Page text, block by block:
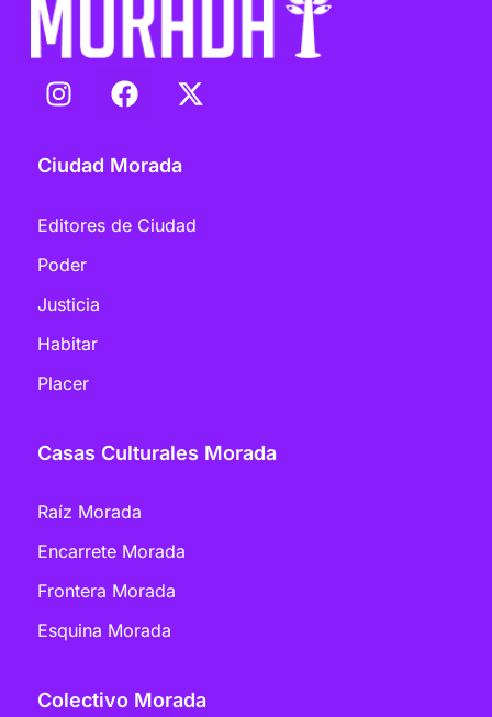
Ciudad Morada
Editores de Ciudad
Poder
Justicia
Habitar
Placer
Casas Culturales Morada
Raíz Morada
Encarrete Morada
Frontera Morada
Esquina Morada
Colectivo Morada